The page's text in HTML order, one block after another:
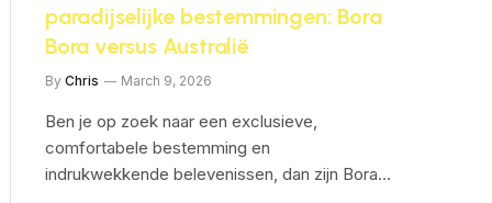
paradijselijke bestemmingen: Bora
Bora versus Australië
By Chris March 9, 2026
Ben je op zoek naar een exclusieve,
comfortabele bestemming en
indrukwekkende belevenissen, dan zijn Bora…